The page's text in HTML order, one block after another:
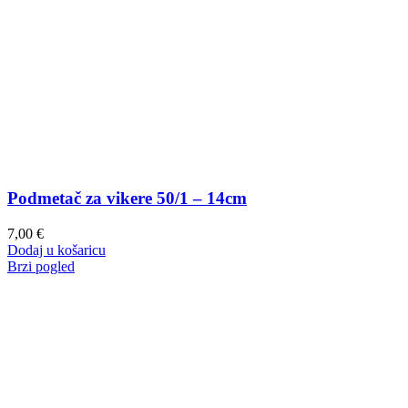
Podmetač za vikere 50/1 – 14cm
7,00 €
Dodaj u košaricu
Brzi pogled